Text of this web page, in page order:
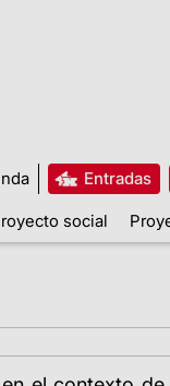
Entradas
social